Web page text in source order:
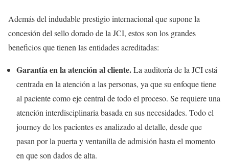
Además del indudable prestigio internacional que supone la
concesión del sello dorado de la JCI, estos son los grandes
beneficios que tienen las entidades acreditadas:
Garantía en la atención al cliente.La auditoría de la JCI está
centrada en la atención a las personas, ya que su enfoque tiene
al paciente como eje central de todo el proceso. Se requiere una
atención interdisciplinaria basada en sus necesidades. Todo el
journey de los pacientes es analizado al detalle, desde que
pasan por la puerta y ventanilla de admisión hasta el momento
en que son dados de alta.